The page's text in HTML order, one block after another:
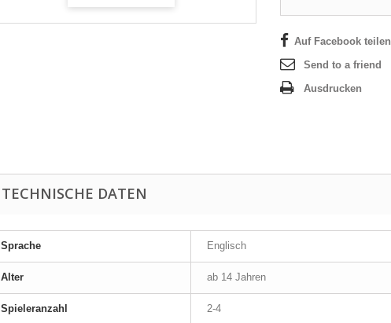
Auf Facebook teilen
Send to a friend
Ausdrucken
TECHNISCHE DATEN
Sprache Englisch
Alter ab 14 Jahren
Spieleranzahl 2-4